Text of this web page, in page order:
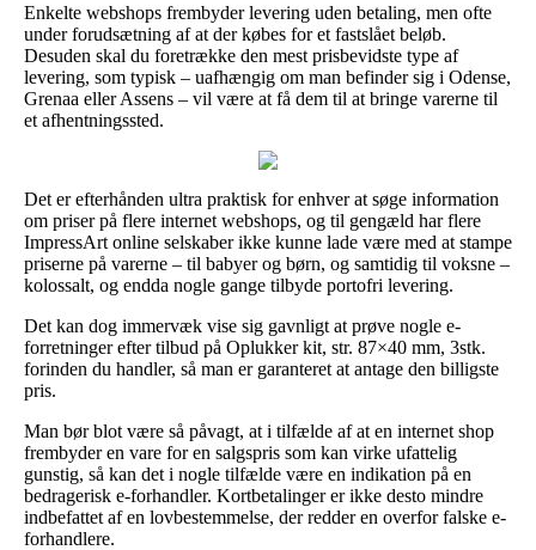
Enkelte webshops frembyder levering uden betaling, men ofte
under forudsætning af at der købes for et fastslået beløb.
Desuden skal du foretrække den mest prisbevidste type af
levering, som typisk – uafhængig om man befinder sig i Odense,
Grenaa eller Assens – vil være at få dem til at bringe varerne til
et afhentningssted.
Det er efterhånden ultra praktisk for enhver at søge information
om priser på flere internet webshops, og til gengæld har flere
ImpressArt online selskaber ikke kunne lade være med at stampe
priserne på varerne – til babyer og børn, og samtidig til voksne –
kolossalt, og endda nogle gange tilbyde portofri levering.
Det kan dog immervæk vise sig gavnligt at prøve nogle e-
forretninger efter tilbud på Oplukker kit, str. 87×40 mm, 3stk.
forinden du handler, så man er garanteret at antage den billigste
pris.
Man bør blot være så påvagt, at i tilfælde af at en internet shop
frembyder en vare for en salgspris som kan virke ufattelig
gunstig, så kan det i nogle tilfælde være en indikation på en
bedragerisk e-forhandler. Kortbetalinger er ikke desto mindre
indbefattet af en lovbestemmelse, der redder en overfor falske e-
forhandlere.